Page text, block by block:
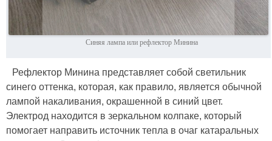
Синяя лампа или рефлектор Минина
Рефлектор Минина представляет собой светильник
синего оттенка, которая, как правило, является обычной
лампой накаливания, окрашенной в синий цвет.
Электрод находится в зеркальном колпаке, который
помогает направить источник тепла в очаг катаральных